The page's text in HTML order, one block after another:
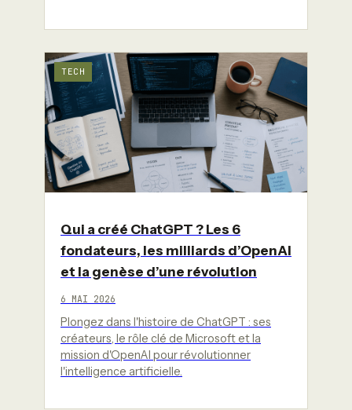
TECH
Qui a créé ChatGPT ? Les 6
fondateurs, les milliards d’OpenAI
et la genèse d’une révolution
6 MAI 2026
Plongez dans l'histoire de ChatGPT : ses
créateurs, le rôle clé de Microsoft et la
mission d'OpenAI pour révolutionner
l'intelligence artificielle.